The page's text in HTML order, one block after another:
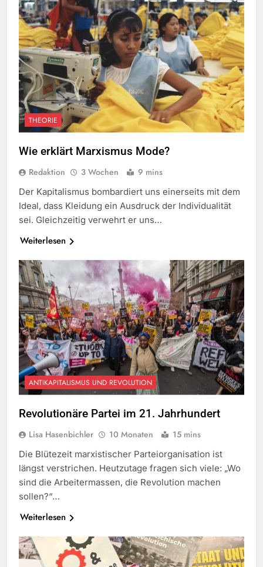
THEORIE
Wie erklärt Marxismus Mode?
Redaktion 3 Wochen 9 mins
Der Kapitalismus bombardiert uns einerseits mit dem
Ideal, dass Kleidung ein Ausdruck der Individualität
sei. Gleichzeitig verwehrt er uns…
Weiterlesen
ANTIKAPITALISMUS UND REVOLUTION
Revolutionäre Partei im 21. Jahrhundert
Lisa Hasenbichler 10 Monaten 15 mins
Die Blütezeit marxistischer Parteiorganisation ist
längst verstrichen. Heutzutage fragen sich viele: „Wo
sind die Arbeitermassen, die Revolution machen
sollen?“…
Weiterlesen